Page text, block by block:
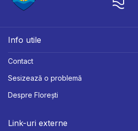
Info utile
Contact
Sesizează o problemă
Despre Florești
Link-uri externe